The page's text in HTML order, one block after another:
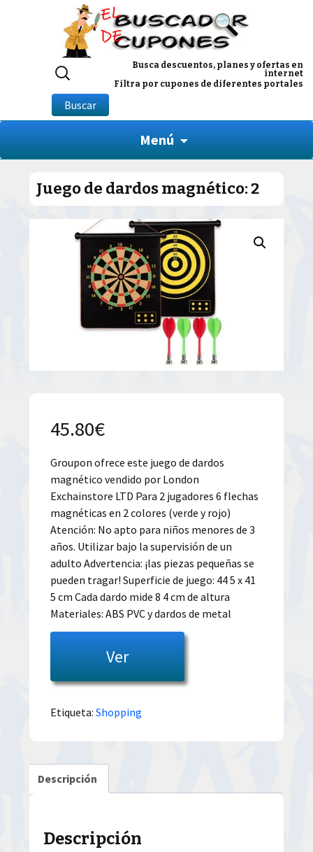
Busca descuentos, planes y ofertas en
internet
Filtra por cupones de diferentes portales
Buscar
por:
Buscar
Menú
Juego de dardos magnético: 2
45.80€
Groupon ofrece este juego de dardos
magnético vendido por London
Exchainstore LTD Para 2 jugadores 6 flechas
magnéticas en 2 colores (verde y rojo)
Atención: No apto para niños menores de 3
años. Utilizar bajo la supervisión de un
adulto Advertencia: ¡las piezas pequeñas se
pueden tragar! Superficie de juego: 44 5 x 41
5 cm Cada dardo mide 8 4 cm de altura
Materiales: ABS PVC y dardos de metal
Ver
Etiqueta:Shopping
Descripción
Descripción